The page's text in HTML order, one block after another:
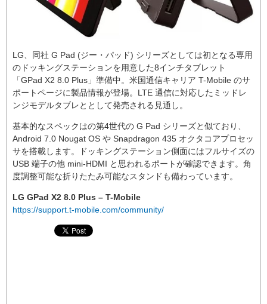
LG、同社 G Pad (ジー・パッド) シリーズとしては初となる専用
のドッキングステーションを用意した8インチタブレット
「GPad X2 8.0 Plus」準備中。米国通信キャリア T-Mobile のサ
ポートページに製品情報が登場。LTE 通信に対応したミッドレ
ンジモデルタブレととして発売される見通し。
基本的なスペックはの第4世代の G Pad シリーズと似ており、
Android 7.0 Nougat OS や Snapdragon 435 オクタコアプロセッ
サを搭載します。ドッキングステーション側面にはフルサイズの
USB 端子の他 mini-HDMI と思われるポートが確認できます。角
度調整可能な折りたたみ可能なスタンドも備わっています。
LG GPad X2 8.0 Plus – T-Mobile
https://support.t-mobile.com/community/